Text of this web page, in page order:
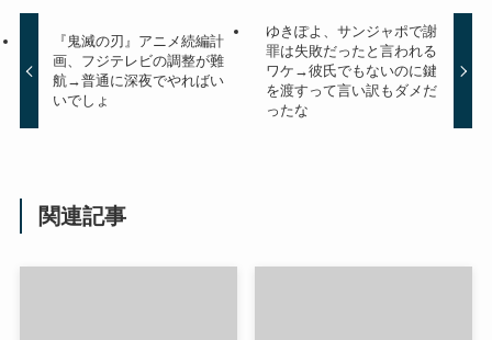
『鬼滅の刃』アニメ続編計
画、フジテレビの調整が難
航→普通に深夜でやればい
いでしょ
ゆきぽよ、サンジャポで謝
罪は失敗だったと言われる
ワケ→彼氏でもないのに鍵
を渡すって言い訳もダメだ
ったな
関連記事